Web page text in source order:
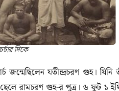
দিকে
যতীন্দ্রচরণ গুহ। যিনি
রামচরণ গুহ-র পুত্র। ৬ ফুট ১